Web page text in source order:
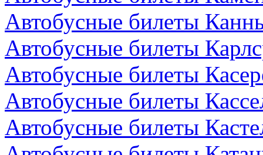
Автобусные билеты
Автобусные билеты
Автобусные билеты
Автобусные билеты
Автобусные билеты